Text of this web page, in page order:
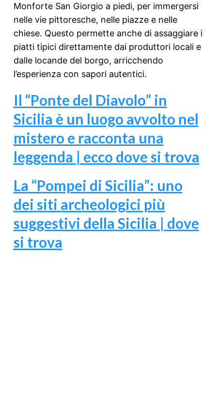
Monforte San Giorgio a piedi, per immergersi
nelle vie pittoresche, nelle piazze e nelle
chiese. Questo permette anche di assaggiare i
piatti tipici direttamente dai produttori locali e
dalle locande del borgo, arricchendo
l’esperienza con sapori autentici.
Il “Ponte del Diavolo” in
Sicilia è un luogo avvolto nel
mistero e racconta una
leggenda | ecco dove si trova
La “Pompei di Sicilia”: uno
dei siti archeologici più
suggestivi della Sicilia | dove
si trova